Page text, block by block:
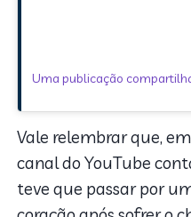
Vale relembrar que,
canal do YouTube
teve que passar por